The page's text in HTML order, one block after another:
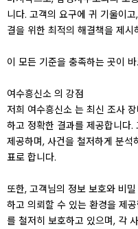
니다. 고객의 요구에 귀 기울이
결을 위한 최적의 해결책을 제시
이 모든 기준을 충족하는 곳이
여수흥신소 의 강점
저희 여수흥신소 는 최신 조사
하고 정확한 결과를 제공합니다
제공하며, 사건을 철저하게 분
표로 합니다.
또한, 고객님의 정보 보호와 비
하고 의뢰할 수 있는 환경을 제
를 철저히 보호하고 있으며, 각